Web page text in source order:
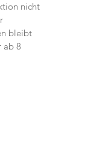
nicht
bleibt
ab 8